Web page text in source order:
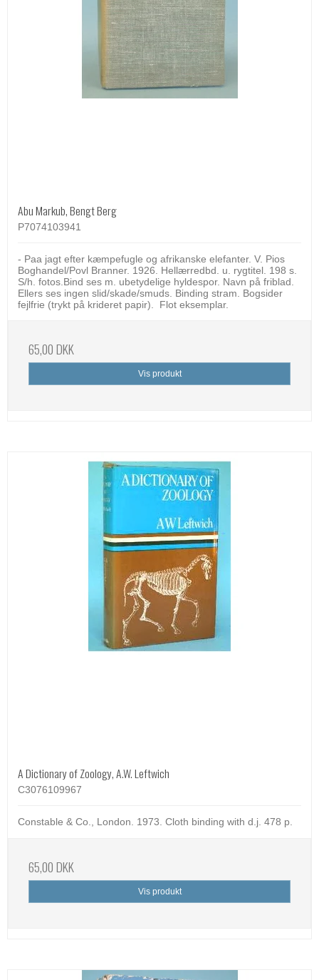
Abu Markub, Bengt Berg
P7074103941
- Paa jagt efter kæmpefugle og afrikanske elefanter. V. Pios
Boghandel/Povl Branner. 1926. Hellærredbd. u. rygtitel. 198 s.
S/h. fotos.Bind ses m. ubetydelige hyldespor. Navn på friblad.
Ellers ses ingen slid/skade/smuds. Binding stram. Bogsider
fejlfrie (trykt på krideret papir). Flot eksemplar.
65,00 DKK
Vis produkt
A Dictionary of Zoology, A.W. Leftwich
C3076109967
Constable & Co., London. 1973. Cloth binding with d.j. 478 p.
65,00 DKK
Vis produkt